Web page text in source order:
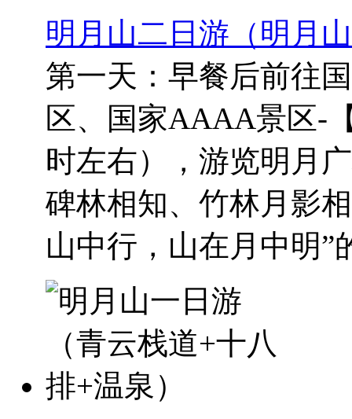
明月山二日游（明月
第一天：早餐后前往
区、国家AAAA景区-
时左右），游览明月
碑林相知、竹林月影
山中行，山在月中明”